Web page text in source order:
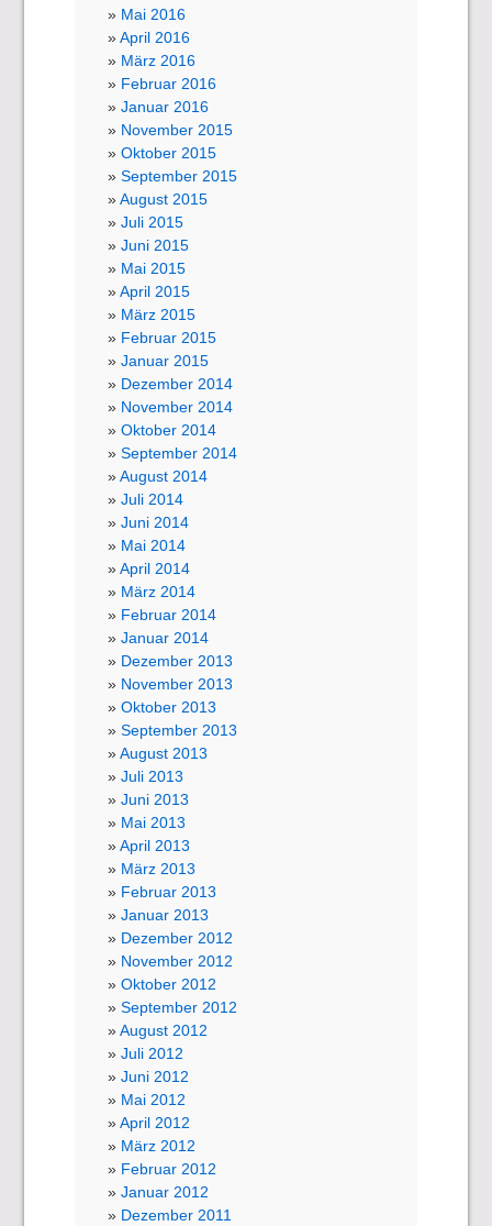
Mai 2016
April 2016
März 2016
Februar 2016
Januar 2016
November 2015
Oktober 2015
September 2015
August 2015
Juli 2015
Juni 2015
Mai 2015
April 2015
März 2015
Februar 2015
Januar 2015
Dezember 2014
November 2014
Oktober 2014
September 2014
August 2014
Juli 2014
Juni 2014
Mai 2014
April 2014
März 2014
Februar 2014
Januar 2014
Dezember 2013
November 2013
Oktober 2013
September 2013
August 2013
Juli 2013
Juni 2013
Mai 2013
April 2013
März 2013
Februar 2013
Januar 2013
Dezember 2012
November 2012
Oktober 2012
September 2012
August 2012
Juli 2012
Juni 2012
Mai 2012
April 2012
März 2012
Februar 2012
Januar 2012
Dezember 2011